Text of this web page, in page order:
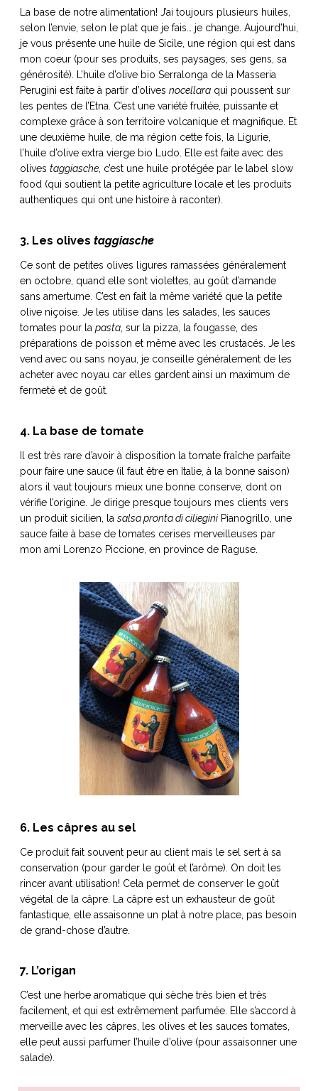
La base de notre alimentation! J’ai toujours plusieurs huiles,
selon l’envie, selon le plat que je fais… je change. Aujourd’hui,
je vous présente une huile de Sicile, une région qui est dans
mon coeur (pour ses produits, ses paysages, ses gens, sa
générosité). L’huile d’olive bio Serralonga de la Masseria
Perugini est faite à partir d’olives nocellaraqui poussent sur
les pentes de l’Etna. C’est une variété fruitée, puissante et
complexe grâce à son territoire volcanique et magnifique. Et
une deuxième huile, de ma région cette fois, la Ligurie,
l’huile d’olive extra vierge bio Ludo. Elle est faite avec des
olives taggiasche, c’est une huile protégée par le label slow
food (qui soutient la petite agriculture locale et les produits
authentiques qui ont une histoire à raconter).
3. Les olives taggiasche
Ce sont de petites olives ligures ramassées généralement
en octobre, quand elle sont violettes, au goût d’amande
sans amertume. C’est en fait la même variété que la petite
olive niçoise. Je les utilise dans les salades, les sauces
tomates pour la pasta, sur la pizza, la fougasse, des
préparations de poisson et même avec les crustacés. Je les
vend avec ou sans noyau, je conseille généralement de les
acheter avec noyau car elles gardent ainsi un maximum de
fermeté et de goût.
4. La base de tomate
Il est très rare d’avoir à disposition la tomate fraîche parfaite
pour faire une sauce (il faut être en Italie, à la bonne saison)
alors il vaut toujours mieux une bonne conserve, dont on
vérifie l’origine. Je dirige presque toujours mes clients vers
un produit sicilien, la salsa pronta di cilieginiPianogrillo, une
sauce faite à base de tomates cerises merveilleuses par
mon ami Lorenzo Piccione, en province de Raguse.
6. Les câpres au sel
Ce produit fait souvent peur au client mais le sel sert à sa
conservation (pour garder le goût et l’arôme). On doit les
rincer avant utilisation! Cela permet de conserver le goût
végétal de la câpre. La câpre est un exhausteur de goût
fantastique, elle assaisonne un plat à notre place, pas besoin
de grand-chose d’autre.
7. L’origan
C’est une herbe aromatique qui sèche très bien et très
facilement, et qui est extrêmement parfumée. Elle s’accord à
merveille avec les câpres, les olives et les sauces tomates,
elle peut aussi parfumer l’huile d’olive (pour assaisonner une
salade).